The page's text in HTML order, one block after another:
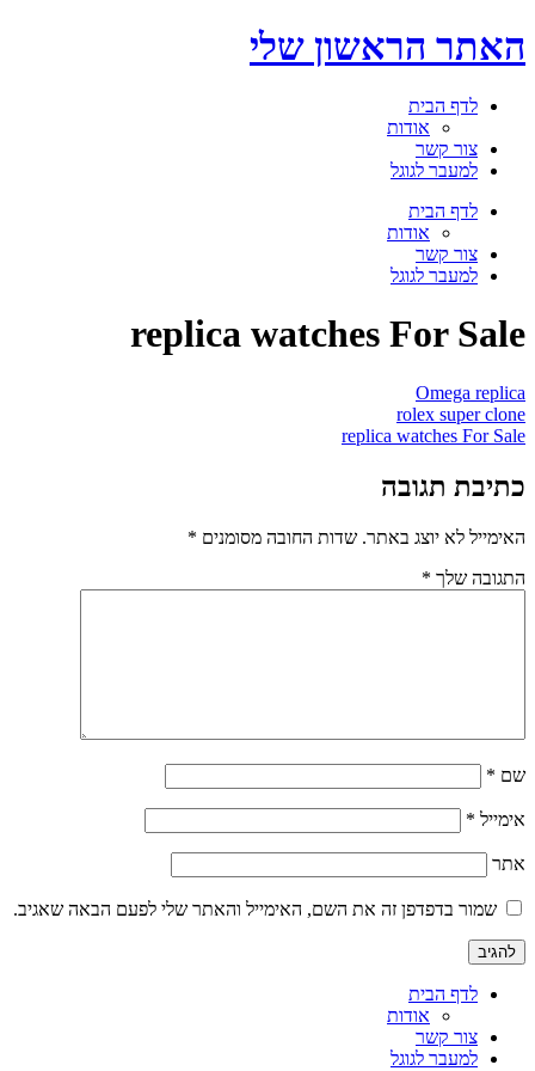
דלג
לתוכן
האתר הראשון שלי
לדף הבית
אודות
צור קשר
למעבר לגוגל
תפריט לדף הבית
אודות
צור קשר
למעבר לגוגל
replica watches For Sale
Omega replica
rolex super clone
replica watches For Sale
כתיבת תגובה
האימייל לא יוצג באתר. שדות החובה מסומנים *
התגובה שלך *
שם *
אימייל *
אתר
שמור בדפדפן זה את השם, האימייל והאתר שלי לפעם הבאה שאגיב.
לדף הבית
אודות
צור קשר
למעבר לגוגל